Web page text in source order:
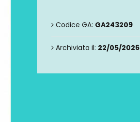
Codice GA: GA243209
Archiviata il: 22/05/2026